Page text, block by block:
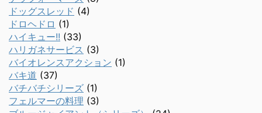
ドッグスレッド (4)
ドロヘドロ (1)
ハイキュー!! (33)
ハリガネサービス (3)
バイオレンスアクション (1)
バキ道 (37)
バチバチシリーズ (1)
フェルマーの料理 (3)